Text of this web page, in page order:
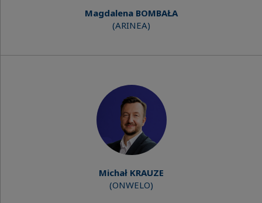
Magdalena BOMBAŁA
(ARINEA)
Michał KRAUZE
(ONWELO)